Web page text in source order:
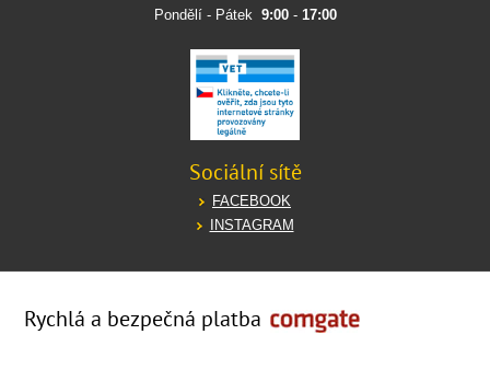
Pondělí - Pátek 9:00- 17:00
Sociální sítě
FACEBOOK
INSTAGRAM
Rychlá a bezpečná platba